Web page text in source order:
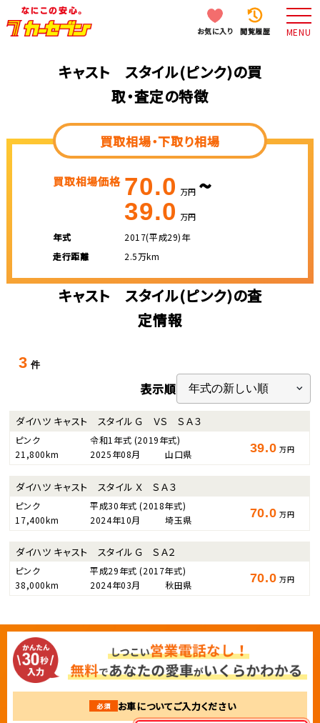
お気に入り 閲覧履歴 MENU
キャスト スタイル(ピンク)の買
取・査定の特徴
買取相場・下取り相場
買取相場価格 70.0 万円 ~
39.0 万円
年式
2017(平成29)年
走行距離
2.5万km
キャスト スタイル(ピンク)の査
定情報
3 件
表示順
ダイハツ キャスト スタイル Ｇ ＶＳ ＳＡ３
ピンク 令和1年式 (2019年式)
21,800km
2025年08月 山口県 39.0 万円
ダイハツ キャスト スタイル Ｘ ＳＡ３
ピンク 平成30年式(2018年式)
17,400km
2024年10月 埼玉県 70.0 万円
ダイハツ キャスト スタイル Ｇ ＳＡ２
ピンク 平成29年式(2017年式)
38,000km
2024年03月 秋田県 70.0 万円
必須
お車についてご入力ください